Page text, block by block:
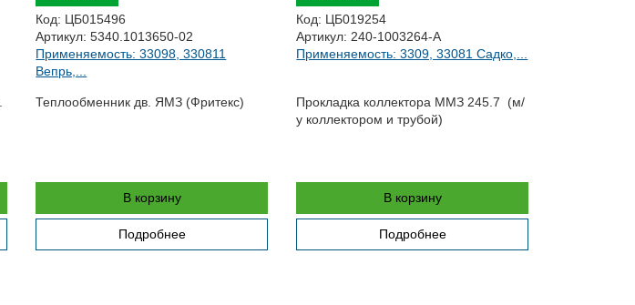
Код: ЦБ015496
Артикул: 5340.1013650-02
Применяемость: 33098, 330811
Вепрь,...
Теплообменник дв. ЯМЗ (Фритекс)
В корзину
Подробнее
Код: ЦБ019254
Артикул: 240-1003264-А
Применяемость: 3309, 33081 Садко,...
Прокладка коллектора ММЗ 245.7 (м/
у коллектором и трубой)
В корзину
Подробнее